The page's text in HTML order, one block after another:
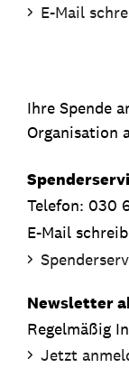
E-Mail
Ihre Spende
Organisation
Telefon: 030
E-Mail
Newsletter
Regelmäßig
Jetzt